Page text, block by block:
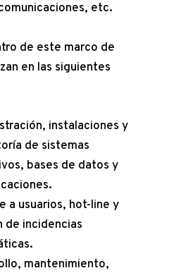
etc.
de este marco de
en las siguientes
instalaciones y
de sistemas
bases de datos y
a usuarios, hot-line y
de incidencias
mantenimiento,